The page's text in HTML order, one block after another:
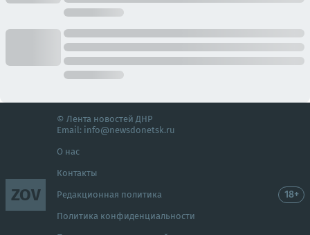
ZOV
© Лента новостей ДНР
Email: info@newsdonetsk.ru
О нас
Контакты
Редакционная политика
Политика конфиденциальности
18+